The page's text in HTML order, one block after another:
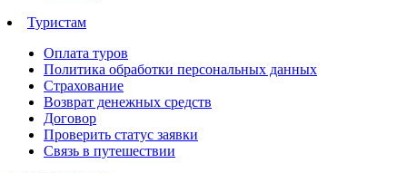
Туристам
Оплата туров
Политика обработки персональных данных
Страхование
Возврат денежных средств
Договор
Проверить статус заявки
Связь в путешествии